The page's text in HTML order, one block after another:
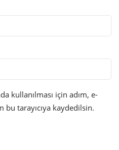
kullanılması için adım, e-
tarayıcıya kaydedilsin.